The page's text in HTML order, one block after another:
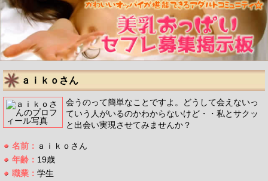
ａｉｋｏさん
会うのって簡単なことですよ。どうして会えないっ
ていう人がいるのかわからないけど・・私とサクッ
と出会い実現させてみませんか？
名前： ａｉｋｏさん
年齢： 19歳
職業： 学生